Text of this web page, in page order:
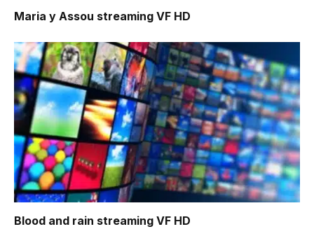
Maria y Assou streaming VF HD
Blood and rain streaming VF HD